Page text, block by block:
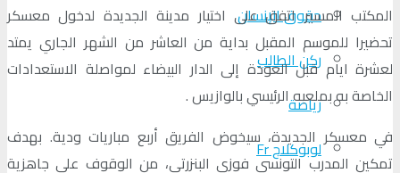
حقوق الإنسان
ركن الطالب
رياضة
لوبوكلاج Fr
المكتب المسير اتفق على اختيار مدينة الجديدة لدخول معسكر
تحضيرا للموسم المقبل بداية من العاشر من الشهر الجاري يمتد
لعشرة ايام قبل العودة إلى الدار البيضاء لمواصلة الاستعدادات
الخاصة به بملعبه الرئيسي بالوازيس .
في معسكر الجديدة، سيخوض الفريق أربع مباريات ودية. بهدف
تمكين المدرب التونسي فوزي البنزرتي، من الوقوف على جاهزية